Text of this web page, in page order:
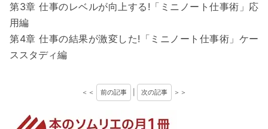
第3章 仕事のレベルが向上する!「ミニノート仕事術」応
用編
第4章 仕事の結果が激変した!「ミニノート仕事術」ケー
ススタディ編
＜＜ 前の記事 次の記事 ＞＞